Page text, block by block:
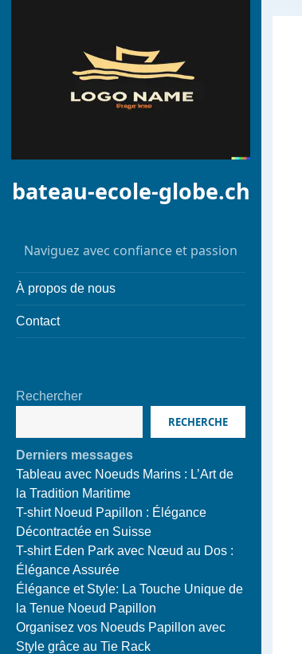
bateau-ecole-globe.ch
Naviguez avec confiance et passion
À propos de nous
Contact
Rechercher
RECHERCHE
Derniers messages
Tableau avec Noeuds Marins : L’Art de
la Tradition Maritime
T-shirt Noeud Papillon : Élégance
Décontractée en Suisse
T-shirt Eden Park avec Nœud au Dos :
Élégance Assurée
Élégance et Style: La Touche Unique de
la Tenue Noeud Papillon
Organisez vos Noeuds Papillon avec
Style grâce au Tie Rack